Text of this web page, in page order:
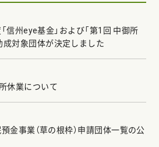
「信州eye基金」および「第1回 中御所
成対象団体が決定しました
休業について
預金事業（草の根枠）申請団体一覧の公